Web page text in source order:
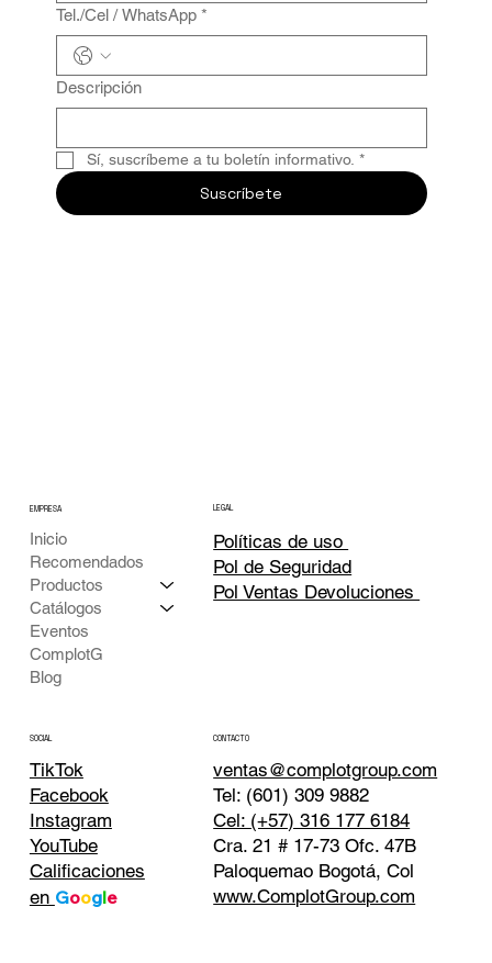
Tel./Cel / WhatsApp *
Descripción
Sí, suscríbeme a tu boletín informativo. *
Suscríbete
EMPRESA
Inicio
Recomendados
Productos
Catálogos
Eventos
ComplotG
Blog
LEGAL
Políticas de uso
Pol de Seguridad
Pol Ventas Devoluciones
SOCIAL
TikTok
Facebook
Instagram
YouTube
Calificaciones
en Google
CONTACTO
ventas@complotgroup.com
Tel: (601) 309 9882
Cel: (+57) 316 177 6184
Cra. 21 # 17-73 Ofc. 47B
Paloquemao Bogotá, Col
www.ComplotGroup.com